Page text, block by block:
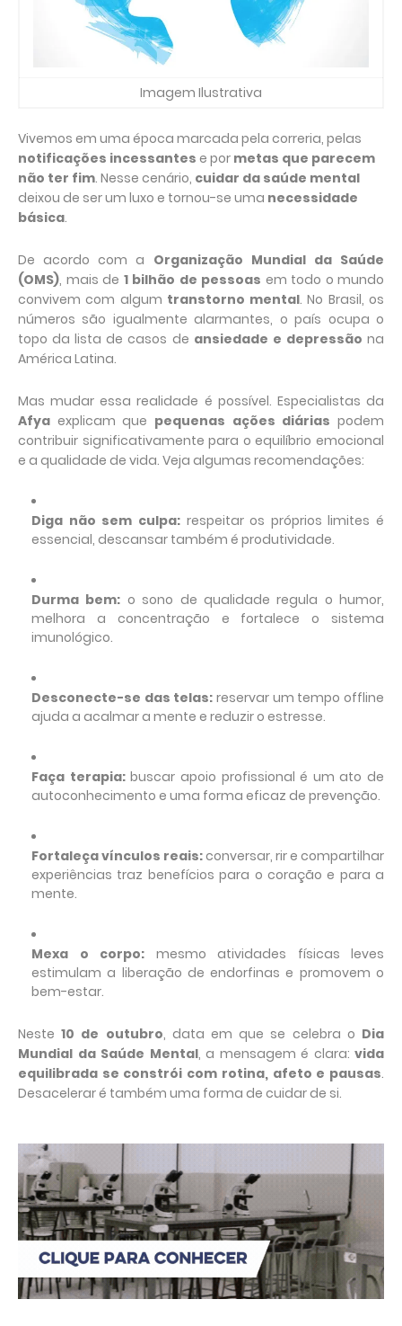
Imagem Ilustrativa
Vivemos em uma época marcada pela correria, pelas
notificações incessantes e por metas que parecem
não ter fim. Nesse cenário, cuidar da saúde mental
deixou de ser um luxo e tornou-se uma necessidade
básica.
De acordo com a Organização Mundial da Saúde
(OMS), mais de 1 bilhão de pessoas em todo o mundo
convivem com algum transtorno mental. No Brasil, os
números são igualmente alarmantes, o país ocupa o
topo da lista de casos de ansiedade e depressão na
América Latina.
Mas mudar essa realidade é possível. Especialistas da
Afya explicam que pequenas ações diárias podem
contribuir significativamente para o equilíbrio emocional
e a qualidade de vida. Veja algumas recomendações:
Diga não sem culpa:respeitar os próprios limites é
essencial, descansar também é produtividade.
Durma bem: o sono de qualidade regula o humor,
melhora a concentração e fortalece o sistema
imunológico.
Desconecte-se das telas: reservar um tempo offline
ajuda a acalmar a mente e reduzir o estresse.
Faça terapia:buscar apoio profissional é um ato de
autoconhecimento e uma forma eficaz de prevenção.
Fortaleça vínculos reais:conversar, rir e compartilhar
experiências traz benefícios para o coração e para a
mente.
Mexa o corpo: mesmo atividades físicas leves
estimulam a liberação de endorfinas e promovem o
bem-estar.
Neste10 de outubro, data em que se celebra o Dia
Mundial da Saúde Mental, a mensagem é clara: vida
equilibrada se constrói com rotina, afeto e pausas.
Desacelerar é também uma forma de cuidar de si.